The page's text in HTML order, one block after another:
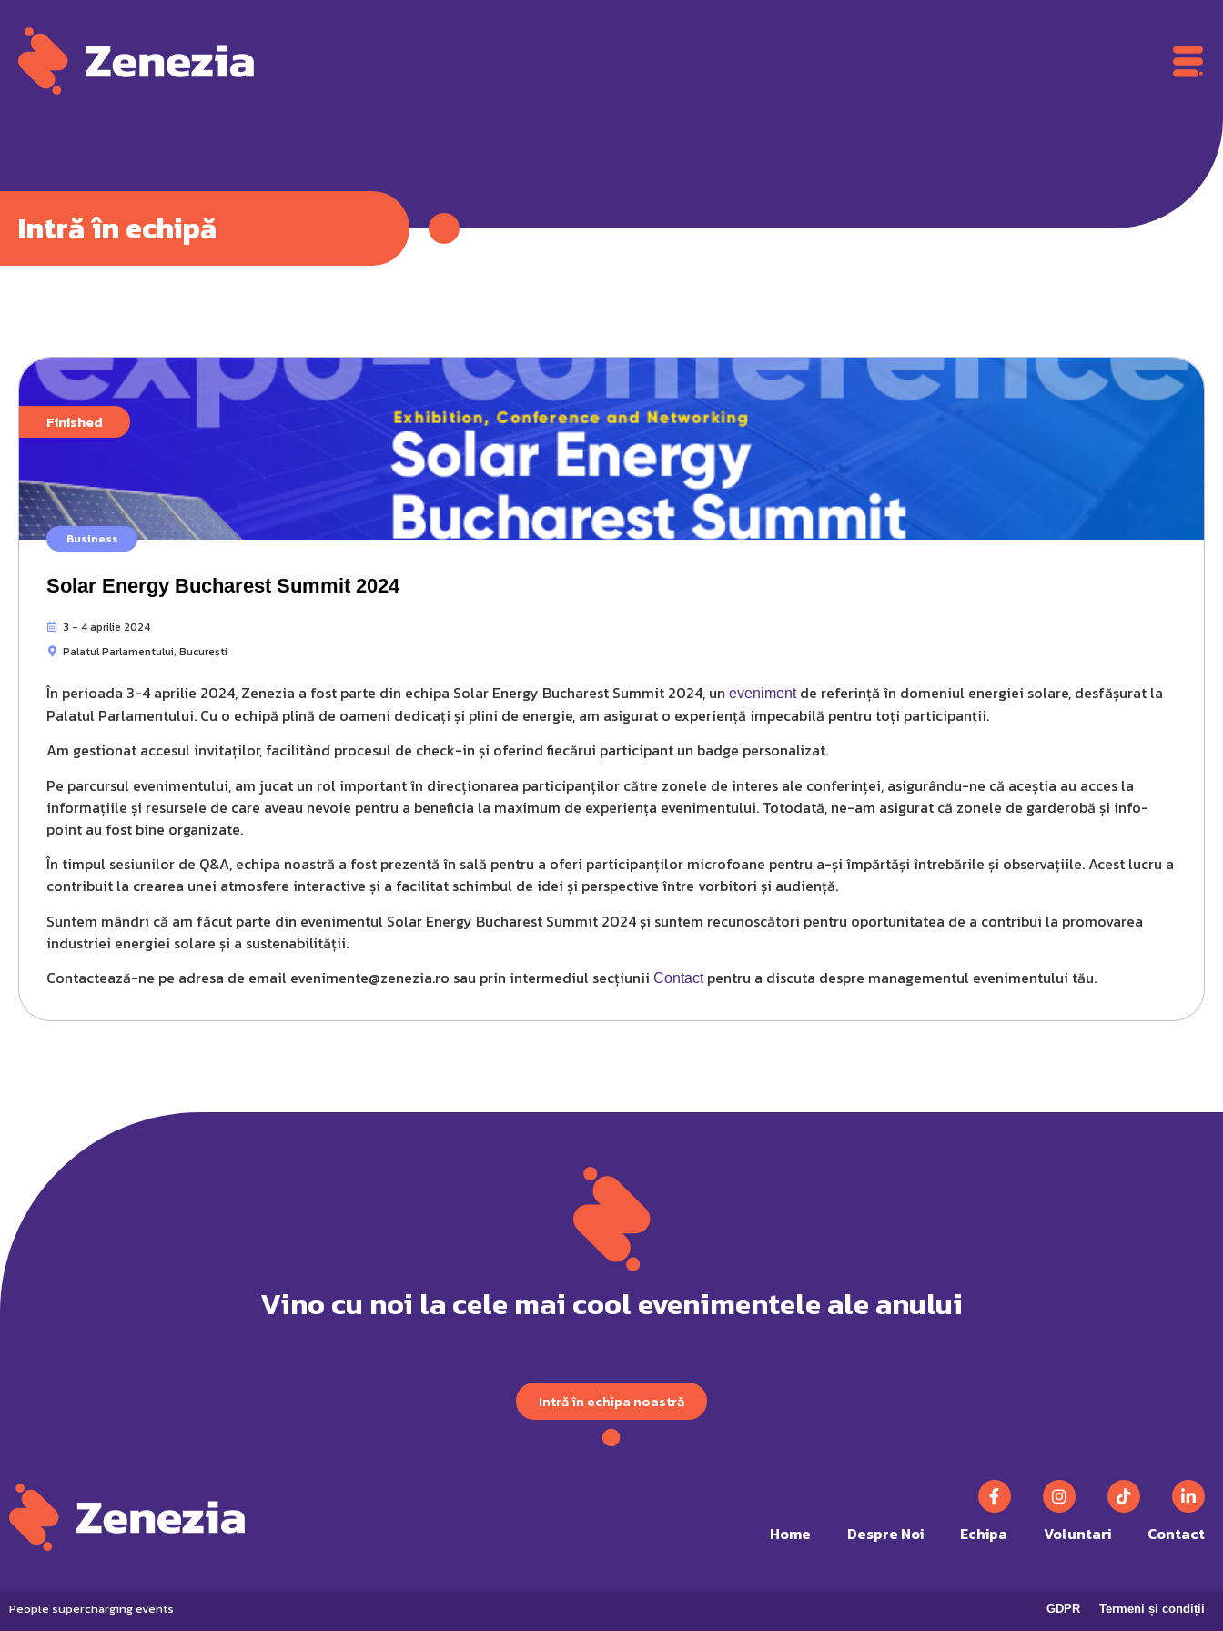
Intră în echipă
Business
Finished
Solar Energy Bucharest Summit 2024
3 - 4 aprilie 2024
Palatul Parlamentului, București
În perioada 3-4 aprilie 2024, Zenezia a fost parte din echipa Solar Energy Bucharest Summit 2024, un evenimentde referință în domeniul energiei solare, desfășurat la
Palatul Parlamentului. Cu o echipă plină de oameni dedicați și plini de energie, am asigurat o experiență impecabilă pentru toți participanții.
Am gestionat accesul invitaților, facilitând procesul de check-in și oferind fiecărui participant un badge personalizat.
Pe parcursul evenimentului, am jucat un rol important în direcționarea participanților către zonele de interes ale conferinței, asigurându-ne că aceștia au acces la
informațiile și resursele de care aveau nevoie pentru a beneficia la maximum de experiența evenimentului. Totodată, ne-am asigurat că zonele de garderobă și info-
point au fost bine organizate.
În timpul sesiunilor de Q&A, echipa noastră a fost prezentă în sală pentru a oferi participanților microfoane pentru a-și împărtăși întrebările și observațiile. Acest lucru a
contribuit la crearea unei atmosfere interactive și a facilitat schimbul de idei și perspective între vorbitori și audiență.
Suntem mândri că am făcut parte din evenimentul Solar Energy Bucharest Summit 2024 și suntem recunoscători pentru oportunitatea de a contribui la promovarea
industriei energiei solare și a sustenabilității.
Contactează-ne pe adresa de email evenimente@zenezia.ro sau prin intermediul secțiunii Contactpentru a discuta despre managementul evenimentului tău.
Vino cu noi la cele mai cool evenimentele ale anului
Intră în echipa noastră
Home Despre Noi Echipa Voluntari Contact
People supercharging events GDPR Termeni și condiții